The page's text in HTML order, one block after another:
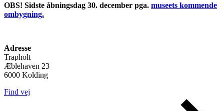
OBS! Sidste åbningsdag 30. december pga. museets kommende
ombygning.
Adresse
Trapholt
Æblehaven 23
6000 Kolding
Find vej